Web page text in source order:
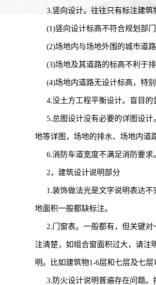
3.竖向设计。往往只有标注建筑
(1)竖向设计标高不符合规划部门
(2)场地内与场地外围的城市道
(3)场地及其道路的标高不利于排
(4)场地内道路无设计标高，特
4.没土方工程平衡设计。盲目
5.总图设计没有必要的详图设
地等详图，场地的排水、场地内道
6.消防车道宽度不满足消防要求
2，建筑设计说明部分
1.装饰做法光是文字说明表达
地面积一般都缺标注。
2.门窗表。一般都有，但关键
注清楚，如组合窗面积过大，请注
明。比如建筑物1-6层和七层及七
3.防火设计说明普遍存在问题